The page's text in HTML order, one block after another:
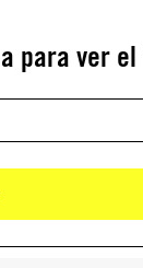
para ver